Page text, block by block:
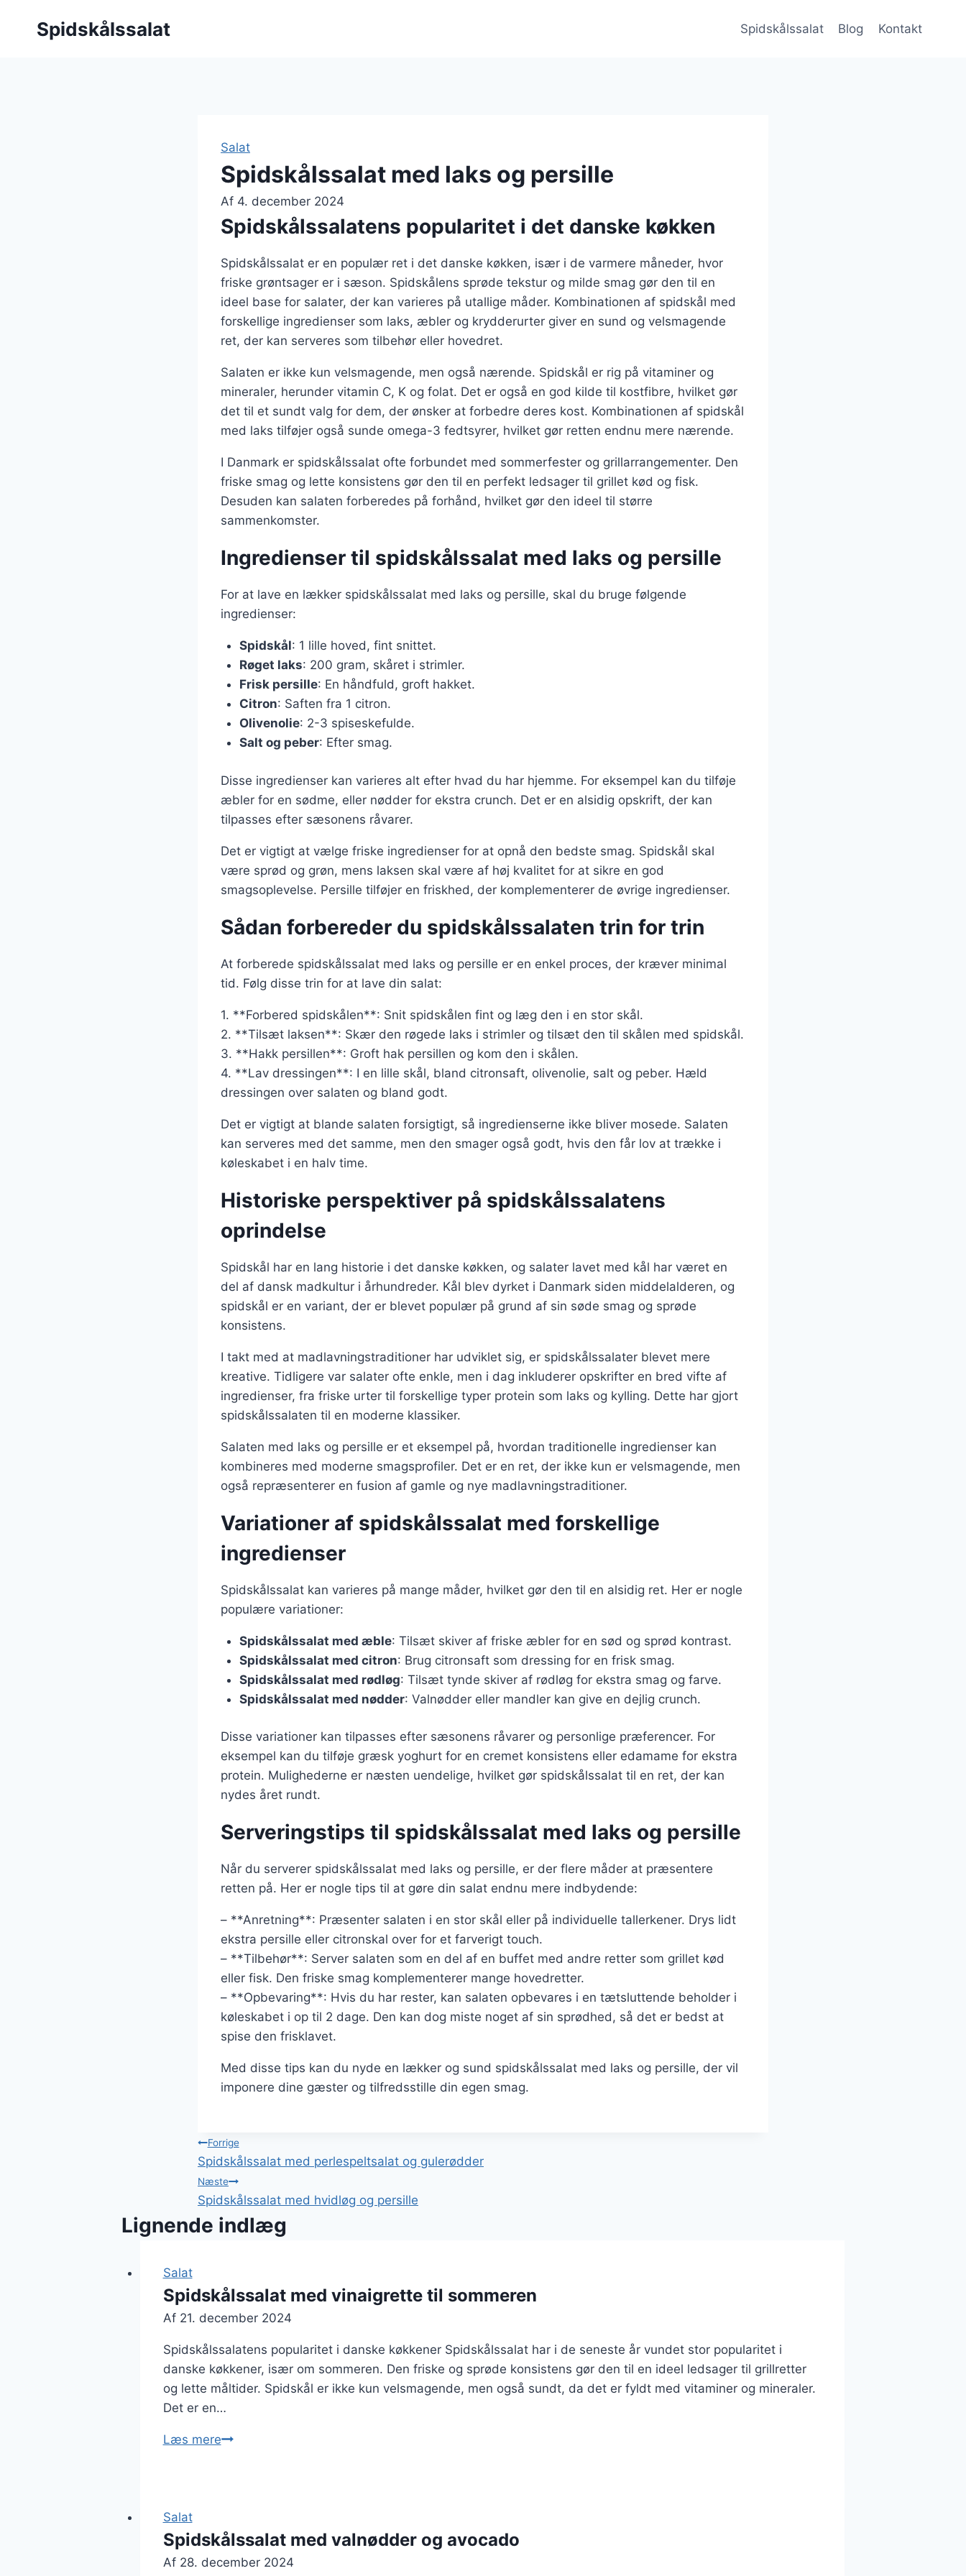
Spidskålssalat Spidskålssalat Blog Kontakt
Salat
Spidskålssalat med laks og persille
Af 4. december 2024
Spidskålssalatens popularitet i det danske køkken
Spidskålssalat er en populær ret i det danske køkken, især i de varmere måneder, hvor
friske grøntsager er i sæson. Spidskålens sprøde tekstur og milde smag gør den til en
ideel base for salater, der kan varieres på utallige måder. Kombinationen af spidskål med
forskellige ingredienser som laks, æbler og krydderurter giver en sund og velsmagende
ret, der kan serveres som tilbehør eller hovedret.
Salaten er ikke kun velsmagende, men også nærende. Spidskål er rig på vitaminer og
mineraler, herunder vitamin C, K og folat. Det er også en god kilde til kostfibre, hvilket gør
det til et sundt valg for dem, der ønsker at forbedre deres kost. Kombinationen af spidskål
med laks tilføjer også sunde omega-3 fedtsyrer, hvilket gør retten endnu mere nærende.
I Danmark er spidskålssalat ofte forbundet med sommerfester og grillarrangementer. Den
friske smag og lette konsistens gør den til en perfekt ledsager til grillet kød og fisk.
Desuden kan salaten forberedes på forhånd, hvilket gør den ideel til større
sammenkomster.
Ingredienser til spidskålssalat med laks og persille
For at lave en lækker spidskålssalat med laks og persille, skal du bruge følgende
ingredienser:
Spidskål: 1 lille hoved, fint snittet.
Røget laks: 200 gram, skåret i strimler.
Frisk persille: En håndfuld, groft hakket.
Citron: Saften fra 1 citron.
Olivenolie: 2-3 spiseskefulde.
Salt og peber: Efter smag.
Disse ingredienser kan varieres alt efter hvad du har hjemme. For eksempel kan du tilføje
æbler for en sødme, eller nødder for ekstra crunch. Det er en alsidig opskrift, der kan
tilpasses efter sæsonens råvarer.
Det er vigtigt at vælge friske ingredienser for at opnå den bedste smag. Spidskål skal
være sprød og grøn, mens laksen skal være af høj kvalitet for at sikre en god
smagsoplevelse. Persille tilføjer en friskhed, der komplementerer de øvrige ingredienser.
Sådan forbereder du spidskålssalaten trin for trin
At forberede spidskålssalat med laks og persille er en enkel proces, der kræver minimal
tid. Følg disse trin for at lave din salat:
1. **Forbered spidskålen**: Snit spidskålen fint og læg den i en stor skål.
2. **Tilsæt laksen**: Skær den røgede laks i strimler og tilsæt den til skålen med spidskål.
3. **Hakk persillen**: Groft hak persillen og kom den i skålen.
4. **Lav dressingen**: I en lille skål, bland citronsaft, olivenolie, salt og peber. Hæld
dressingen over salaten og bland godt.
Det er vigtigt at blande salaten forsigtigt, så ingredienserne ikke bliver mosede. Salaten
kan serveres med det samme, men den smager også godt, hvis den får lov at trække i
køleskabet i en halv time.
Historiske perspektiver på spidskålssalatens
oprindelse
Spidskål har en lang historie i det danske køkken, og salater lavet med kål har været en
del af dansk madkultur i århundreder. Kål blev dyrket i Danmark siden middelalderen, og
spidskål er en variant, der er blevet populær på grund af sin søde smag og sprøde
konsistens.
I takt med at madlavningstraditioner har udviklet sig, er spidskålssalater blevet mere
kreative. Tidligere var salater ofte enkle, men i dag inkluderer opskrifter en bred vifte af
ingredienser, fra friske urter til forskellige typer protein som laks og kylling. Dette har gjort
spidskålssalaten til en moderne klassiker.
Salaten med laks og persille er et eksempel på, hvordan traditionelle ingredienser kan
kombineres med moderne smagsprofiler. Det er en ret, der ikke kun er velsmagende, men
også repræsenterer en fusion af gamle og nye madlavningstraditioner.
Variationer af spidskålssalat med forskellige
ingredienser
Spidskålssalat kan varieres på mange måder, hvilket gør den til en alsidig ret. Her er nogle
populære variationer:
Spidskålssalat med æble: Tilsæt skiver af friske æbler for en sød og sprød kontrast.
Spidskålssalat med citron: Brug citronsaft som dressing for en frisk smag.
Spidskålssalat med rødløg: Tilsæt tynde skiver af rødløg for ekstra smag og farve.
Spidskålssalat med nødder: Valnødder eller mandler kan give en dejlig crunch.
Disse variationer kan tilpasses efter sæsonens råvarer og personlige præferencer. For
eksempel kan du tilføje græsk yoghurt for en cremet konsistens eller edamame for ekstra
protein. Mulighederne er næsten uendelige, hvilket gør spidskålssalat til en ret, der kan
nydes året rundt.
Serveringstips til spidskålssalat med laks og persille
Når du serverer spidskålssalat med laks og persille, er der flere måder at præsentere
retten på. Her er nogle tips til at gøre din salat endnu mere indbydende:
– **Anretning**: Præsenter salaten i en stor skål eller på individuelle tallerkener. Drys lidt
ekstra persille eller citronskal over for et farverigt touch.
– **Tilbehør**: Server salaten som en del af en buffet med andre retter som grillet kød
eller fisk. Den friske smag komplementerer mange hovedretter.
– **Opbevaring**: Hvis du har rester, kan salaten opbevares i en tætsluttende beholder i
køleskabet i op til 2 dage. Den kan dog miste noget af sin sprødhed, så det er bedst at
spise den frisklavet.
Med disse tips kan du nyde en lækker og sund spidskålssalat med laks og persille, der vil
imponere dine gæster og tilfredsstille din egen smag.
Indlægsnavigation
Forrige
Spidskålssalat med perlespeltsalat og gulerødder
Næste
Spidskålssalat med hvidløg og persille
Lignende indlæg
Salat
Spidskålssalat med vinaigrette til sommeren
Af 21. december 2024
Spidskålssalatens popularitet i danske køkkener Spidskålssalat har i de seneste år vundet stor popularitet i
danske køkkener, især om sommeren. Den friske og sprøde konsistens gør den til en ideel ledsager til grillretter
og lette måltider. Spidskål er ikke kun velsmagende, men også sundt, da det er fyldt med vitaminer og mineraler.
Det er en…
Læs mereSpidskålssalat
Salat
Spidskålssalat med valnødder og avocado
Af 28. december 2024